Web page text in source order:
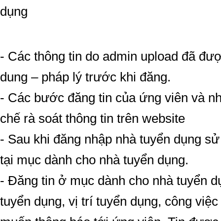
dụng
- Các thông tin do admin upload đã
dung – pháp lý trước khi đăng.
- Các bước đăng tin của ứng viên và
chế rà soát thông tin trên website
- Sau khi đăng nhập nhà tuyển dụng
tại mục dành cho nhà tuyển dụng.
- Đăng tin ở mục dành cho nhà tuyển
tuyển dụng, vị trí tuyển dụng, công